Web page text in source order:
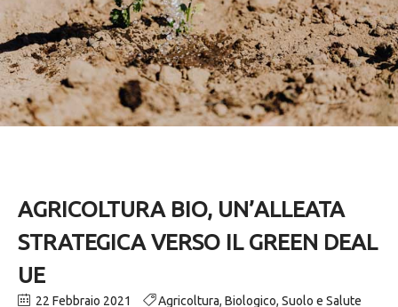
AGRICOLTURA BIO, UN’ALLEATA
STRATEGICA VERSO IL GREEN DEAL
UE
22 Febbraio 2021 Agricoltura, Biologico, Suolo e Salute